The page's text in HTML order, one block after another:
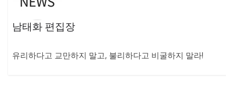
남태화 편집장
유리하다고 교만하지 말고, 불리하다고 비굴하지 말라!